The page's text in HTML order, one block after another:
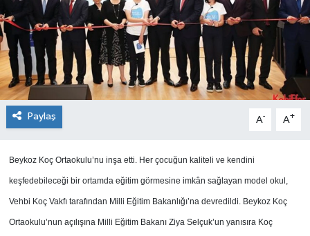
Paylaş A- A+
Beykoz Koç Ortaokulu’nu inşa etti. Her çocuğun kaliteli ve kendini
keşfedebileceği bir ortamda eğitim görmesine imkân sağlayan model okul,
Vehbi Koç Vakfı tarafından Milli Eğitim Bakanlığı’na devredildi. Beykoz Koç
Ortaokulu’nun açılışına Milli Eğitim Bakanı Ziya Selçuk’un yanısıra Koç
ÜLKE
YAŞAM